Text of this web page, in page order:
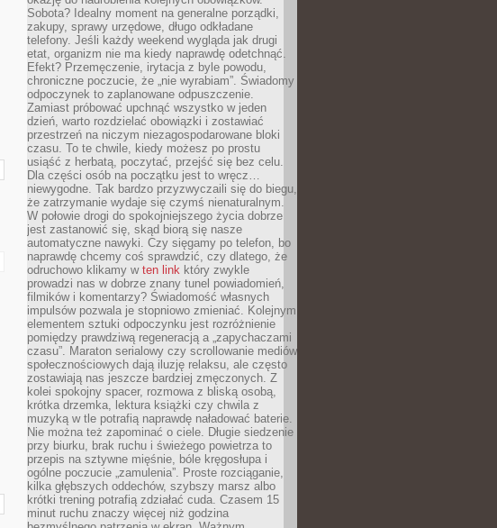
Sobota? Idealny moment na generalne porządki,
zakupy, sprawy urzędowe, długo odkładane
telefony. Jeśli każdy weekend wygląda jak drugi
etat, organizm nie ma kiedy naprawdę odetchnąć.
Efekt? Przemęczenie, irytacja z byle powodu,
chroniczne poczucie, że „nie wyrabiam”. Świadomy
odpoczynek to zaplanowane odpuszczenie.
Zamiast próbować upchnąć wszystko w jeden
dzień, warto rozdzielać obowiązki i zostawiać
przestrzeń na niczym niezagospodarowane bloki
czasu. To te chwile, kiedy możesz po prostu
usiąść z herbatą, poczytać, przejść się bez celu.
Dla części osób na początku jest to wręcz…
niewygodne. Tak bardzo przyzwyczaili się do biegu,
że zatrzymanie wydaje się czymś nienaturalnym.
W połowie drogi do spokojniejszego życia dobrze
jest zastanowić się, skąd biorą się nasze
automatyczne nawyki. Czy sięgamy po telefon, bo
naprawdę chcemy coś sprawdzić, czy dlatego, że
odruchowo klikamy w ten link który zwykle
prowadzi nas w dobrze znany tunel powiadomień,
filmików i komentarzy? Świadomość własnych
impulsów pozwala je stopniowo zmieniać. Kolejnym
elementem sztuki odpoczynku jest rozróżnienie
pomiędzy prawdziwą regeneracją a „zapychaczami
czasu”. Maraton serialowy czy scrollowanie mediów
społecznościowych dają iluzję relaksu, ale często
zostawiają nas jeszcze bardziej zmęczonych. Z
kolei spokojny spacer, rozmowa z bliską osobą,
krótka drzemka, lektura książki czy chwila z
muzyką w tle potrafią naprawdę naładować baterie.
Nie można też zapominać o ciele. Długie siedzenie
przy biurku, brak ruchu i świeżego powietrza to
przepis na sztywne mięśnie, bóle kręgosłupa i
ogólne poczucie „zamulenia”. Proste rozciąganie,
kilka głębszych oddechów, szybszy marsz albo
krótki trening potrafią zdziałać cuda. Czasem 15
minut ruchu znaczy więcej niż godzina